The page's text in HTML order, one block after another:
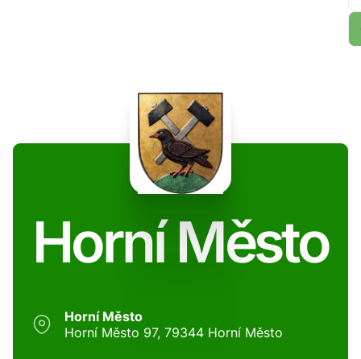
Horní Město
Horní Město
Horní Město 97, 79344 Horní Město